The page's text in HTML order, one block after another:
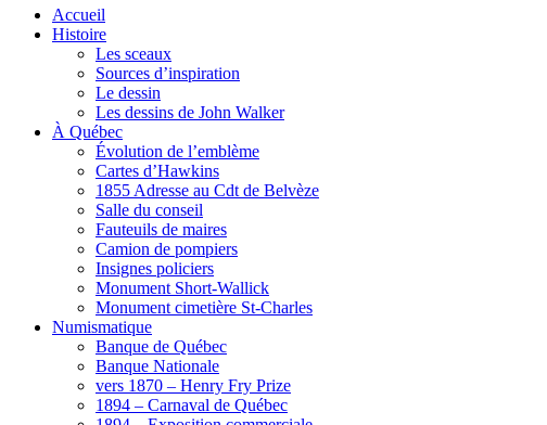
Accueil
Histoire
Les sceaux
Sources d’inspiration
Le dessin
Les dessins de John Walker
À Québec
Évolution de l’emblème
Cartes d’Hawkins
1855 Adresse au Cdt de Belvèze
Salle du conseil
Fauteuils de maires
Camion de pompiers
Insignes policiers
Monument Short-Wallick
Monument cimetière St-Charles
Numismatique
Banque de Québec
Banque Nationale
vers 1870 – Henry Fry Prize
1894 – Carnaval de Québec